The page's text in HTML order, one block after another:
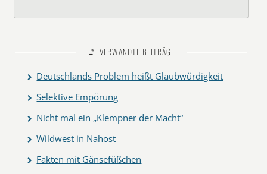
VERWANDTE BEITRÄGE
Deutschlands Problem heißt Glaubwürdigkeit
Selektive Empörung
Nicht mal ein „Klempner der Macht“
Wildwest in Nahost
Fakten mit Gänsefüßchen